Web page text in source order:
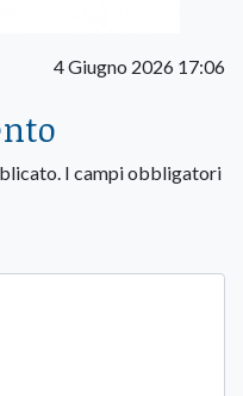
4 Giugno 2026 17:06
I campi obbligatori